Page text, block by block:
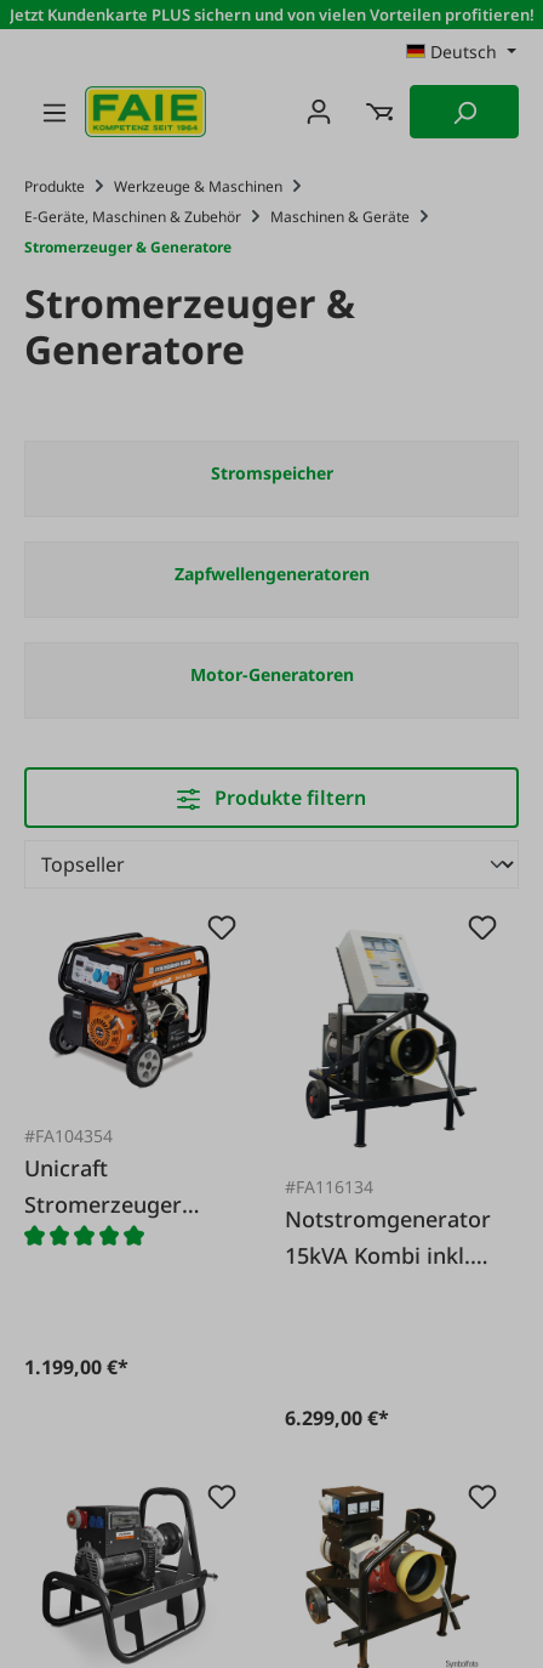
Zum Hauptinhalt springen
Jetzt Kundenkarte PLUS sichern und von vielen Vorteilen profitieren!
Deutsch
Produkte
Werkzeuge & Maschinen
E-Geräte, Maschinen & Zubehör
Maschinen & Geräte
Stromerzeuger & Generatore
Stromerzeuger &
Generatore
Stromspeicher
Zapfwellengeneratoren
Motor-Generatoren
Produkte filtern
#FA104354
Unicraft
Stromerzeuger
Synchron PG-E 80
1.199,00 €*
#FA116134
Notstromgenerator
15kVA Kombi inkl.
6.299,00 €*